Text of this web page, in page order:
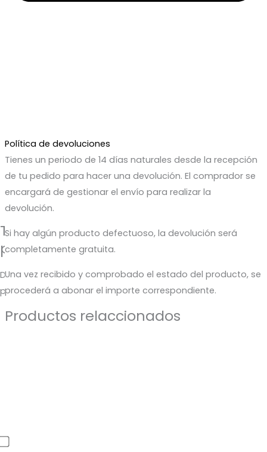
Política de devoluciones
Tienes un periodo de 14 días naturales desde la recepción
de tu pedido para hacer una devolución. El comprador se
encargará de gestionar el envío para realizar la
devolución.
Si hay algún producto defectuoso, la devolución será
completamente gratuita.
Una vez recibido y comprobado el estado del producto, se
procederá a abonar el importe correspondiente.
Productos relaccionados
Te regalamos un 5% de descuento
para tu próxima compra
Déjanos tu correo y te enviaremos el código de descuento
para que puedas aprovecharlo en tu próximo pedido.